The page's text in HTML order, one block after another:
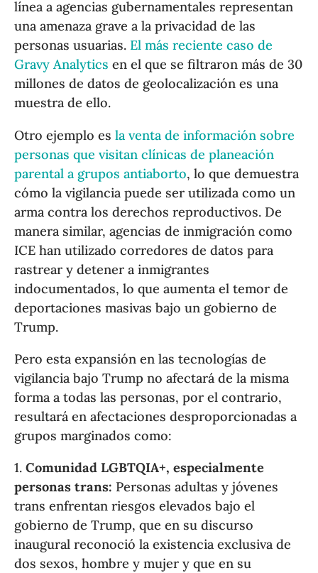
línea a agencias gubernamentales representan
una amenaza grave a la privacidad de las
personas usuarias. El más reciente caso de
Gravy Analytics en el que se filtraron más de 30
millones de datos de geolocalización es una
muestra de ello.
Otro ejemplo esla venta de información sobre
personas que visitan clínicas de planeación
parental a grupos antiaborto, lo que demuestra
cómo la vigilancia puede ser utilizada como un
arma contra los derechos reproductivos. De
manera similar, agencias de inmigración como
ICE han utilizado corredores de datos para
rastrear y detener a inmigrantes
indocumentados, lo que aumenta el temor de
deportaciones masivas bajo un gobierno de
Trump.
Pero esta expansión en las tecnologías de
vigilancia bajo Trump no afectará de la misma
forma a todas las personas, por el contrario,
resultará en afectaciones desproporcionadas a
grupos marginados como:
1.Comunidad LGBTQIA+, especialmente
personas trans: Personas adultas y jóvenes
trans enfrentan riesgos elevados bajo el
gobierno de Trump, que en su discurso
inaugural reconoció la existencia exclusiva de
dos sexos, hombre y mujer y que en su